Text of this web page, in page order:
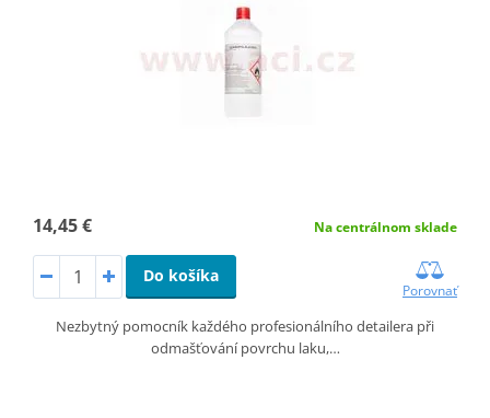
14,45 € Na centrálnom sklade
Do košíka
Porovnať
Nezbytný pomocník každého profesionálního detailera při
odmašťování povrchu laku,…